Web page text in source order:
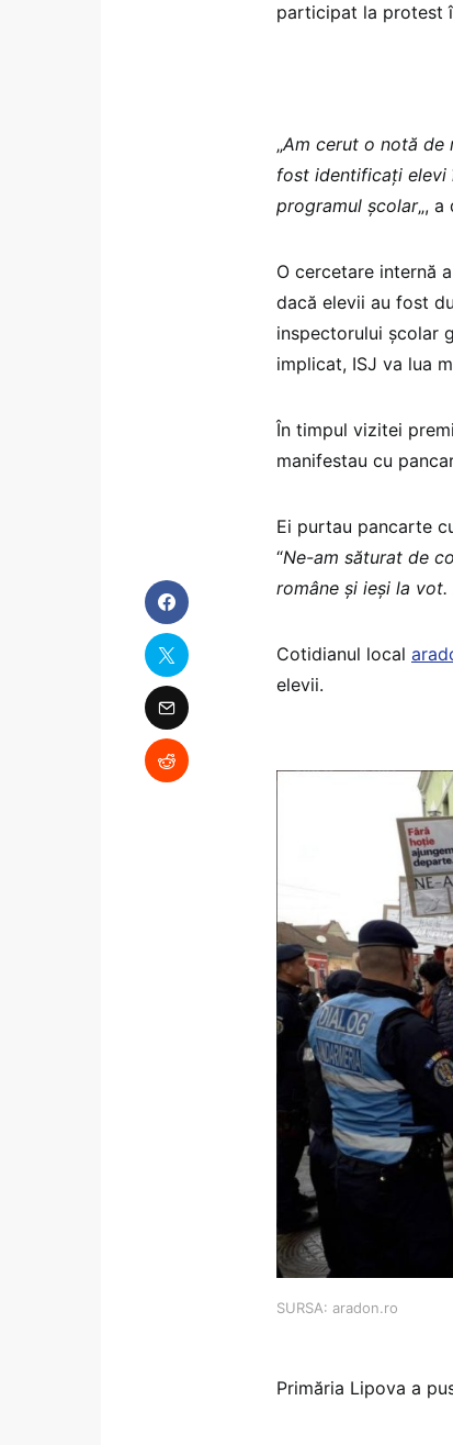
participat la protest
„Am cerut o notă de
fost identificaţi elevi
programul şcolar„, a
O cercetare internă
dacă elevii au fost
inspectorului şcolar
implicat, ISJ va lua
În timpul vizitei
manifestau cu
Ei purtau pancarte
“Ne-am săturat de
române şi ieşi la
Cotidianul local
elevii.
SURSA: aradon.ro
Primăria Lipova a